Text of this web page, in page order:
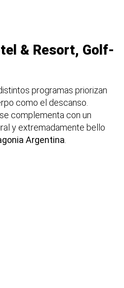
& Resort, Golf-
programas priorizan
como el descanso.
complementa con un
y extremadamente bello
Argentina